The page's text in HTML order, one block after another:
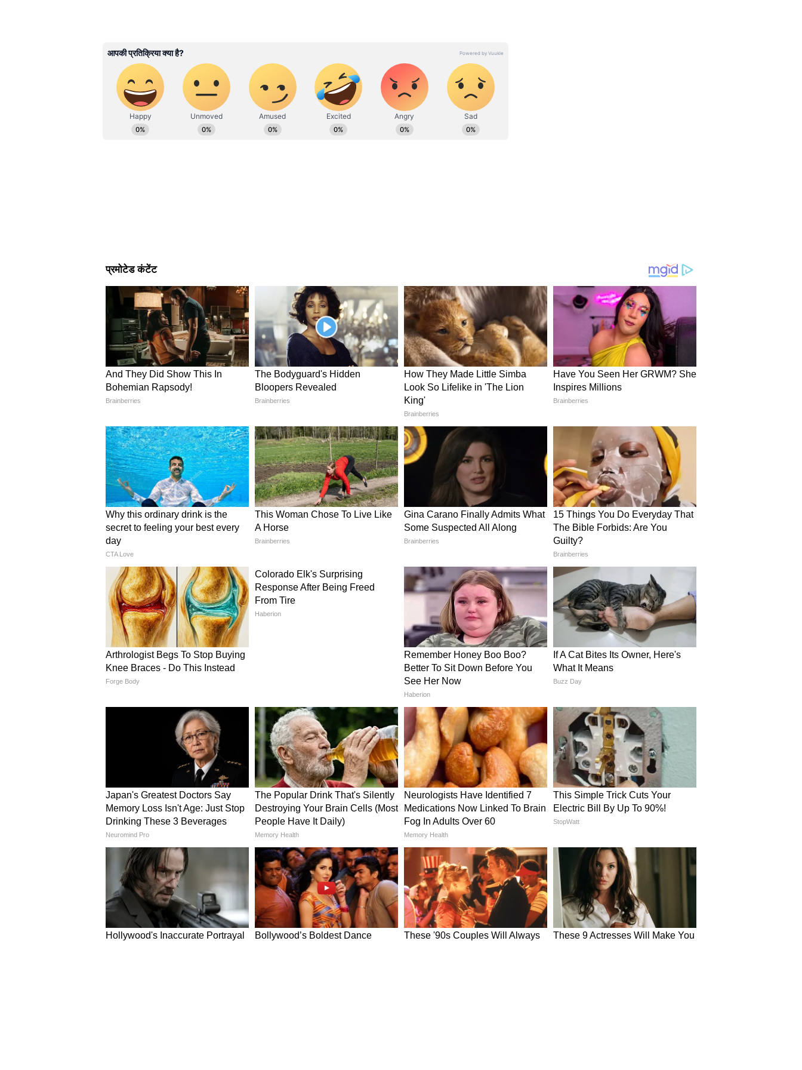
लखनऊ से लेकर गोंडा तक पूर्वांचल में हल्की बारिश का दौर
हापुड़ में हल्की बारिश और बादल बने रहेंगे, तापमान 40°C के आसपास रहेगा। गोंडा में रुक-रुक
कर बारिश और बादल छाए रहेंगे, लेकिन भारी मौसम का अलर्ट नहीं है। बस्ती क्षेत्र में भी हल्की
बारिश और उमस भरा मौसम देखने को मिल सकता है।
बांदा और बलिया में साफ मौसम, लेकिन गर्मी बरकरार
बांदा और बलिया में आसमान ज्यादातर साफ रहेगा। तापमान 41–43°C तक जा सकता है। यहां
बारिश की संभावना कम है, लेकिन तेज धूप और गर्म हवाएं लोगों को परेशान करेंगी। अयोध्या में भी
मुख्यतः साफ मौसम रहेगा और गर्मी का असर ज्यादा रहेगा।
अगले दिनों का यूपी का मौसम ट्रेंड (14 से 16 जून)
अगले कुछ दिनों में यूपी के मौसम में धीरे-धीरे बदलाव देखने को मिलेगा। कई जिलों में हल्की बारिश
और बादल बने रहेंगे। कुछ जगहों पर मौसम साफ होने लगेगा लेकिन पूर्वी यूपी में गरज-चमक का
असर अभी जारी रह सकता है कुल मिलाकर 13 जून को उत्तर प्रदेश में मौसम पूरी तरह मिश्रित
रहेगा। कहीं तेज आंधी और बारिश लोगों को राहत देगी, तो कहीं गर्मी और उमस परेशान करेगी।
खासकर लखनऊ, कानपुर, प्रयागराज और आगरा जैसे जिलों में मौसम ज्यादा सक्रिय रहेगा, इसलिए
लोगों को बिजली गिरने और तेज हवाओं के दौरान सतर्क रहने की सलाह दी जाती है।
ABOUT THE AUTHOR
AT
Anita Tanvi
अनीता तन्वी। मीडिया जगत में 15 साल से ज्यादा का अनुभव। मौजूदा समय में ये एशियानेट न्यूज हिंदी के साथ जुड़कर
एजुकेशन सेगमेंट संभाल रही हैं। इन्होंने जुलाई 2010 में मीडिया इंडस्ट्री में कदम रखा और अपने करियर की शुरुआत
प्रभात खबर से की। पहले 6 सालों में, प्रभात खबर, न्यूज विंग और दैनिक भास्कर जैसे प्रमुख प्रिंट मीडिया संस्थानों में
राष्ट्रीय, अंतरराष्ट्रीय, ह्यूमन एंगल और फीचर रिपोर्टिंग पर काम किया। इसके बाद, डिजिटल मीडिया की दिशा में कदम
बढ़ाया। इन्हें प्रभात खबर.कॉम में एजुकेशन-जॉब/करियर सेक्शन के साथ-साथ, लाइफस्टाइल, हेल्थ और रीलिजन